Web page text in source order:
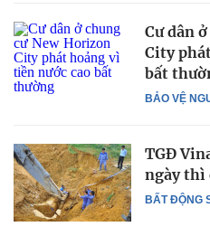
BẢO VỆ
Cư dân
City
bất
BẤT ĐỘNG
TGĐ
ngày thì